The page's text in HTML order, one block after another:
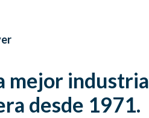
mejor industria
desde 1971.